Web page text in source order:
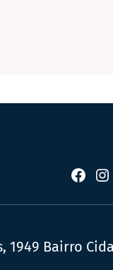
1949 Bairro